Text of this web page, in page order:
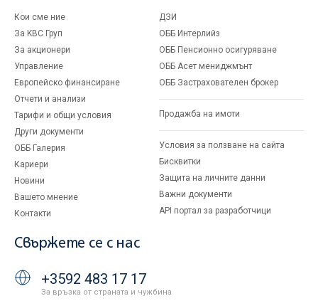
Кои сме ние
За KBC Груп
За акционери
Управление
Европейско финансиране
Отчети и анализи
Тарифи и общи условия
Други документи
ОББ Галерия
Кариери
Новини
Вашето мнение
Контакти
ДЗИ
ОББ Интерлийз
ОББ Пенсионно осигуряване
ОББ Асет мениджмънт
ОББ Застрахователен брокер
Продажба на имоти
Условия за ползване на сайта
Бисквитки
Защита на личните данни
Важни документи
API портал за разработчици
Свържете се с нас
+3592 483 17 17
За връзка от страната и чужбина